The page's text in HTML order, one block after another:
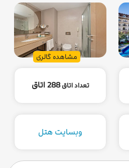
مشاهده گالری
تعداد اتاق288 اتاق
وبسایت هتل